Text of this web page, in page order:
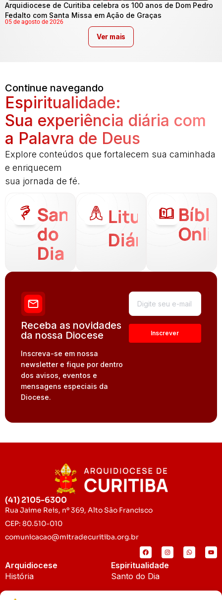
Arquidiocese de Curitiba celebra os 100 anos de Dom Pedro
Fedalto com Santa Missa em Ação de Graças
05 de agosto de 2026
Ver mais
Continue navegando
Espiritualidade:
Sua experiência diária com
a Palavra de Deus
Explore conteúdos que fortalecem sua caminhada
e enriquecem
sua jornada de fé.
Santo
do
Dia
Liturgia
Diária
Receba as novidades
da nossa Diocese
Inscreva-se em nossa
newsletter e fique por dentro
dos avisos, eventos e
mensagens especiais da
Diocese.
(41) 2105-6300
Rua Jaime Reis, nº 369, Alto São Francisco
CEP: 80.510-010
comunicacao@mitradecuritiba.org.br
Arquidiocese
História
Espiritualidade
Santo do Dia